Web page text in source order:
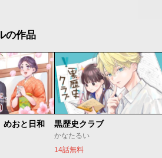
の作品
めおと日和 黒歴史クラブ
かなたるい
14話無料